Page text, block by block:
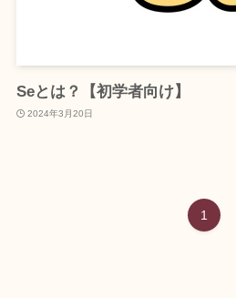
Seとは？【初学者向け】
2024年3月20日
1